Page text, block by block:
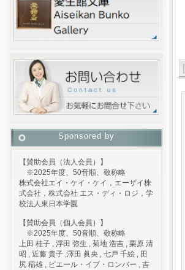
Sponsored by
【賛助会員（法人会員）】
※2025年度、50音順、敬称略
株式会社エイ・ケイ・ケイ，エーザイ株
式会社，株式会社 エス・ディ・ロジ，学
校法人東日本学園
【賛助会員（個人会員）】
※2025年度、50音順、敬称略
上田 桂子 , 浮田 弥生 , 菊地 浩吉 , 栗原 清
昭 , 近藤 貴子 ,澤田 眞央 , 七戸 千絵 , 田
尻 稲雄 , ピエール・イブ・ロンバー , 吉